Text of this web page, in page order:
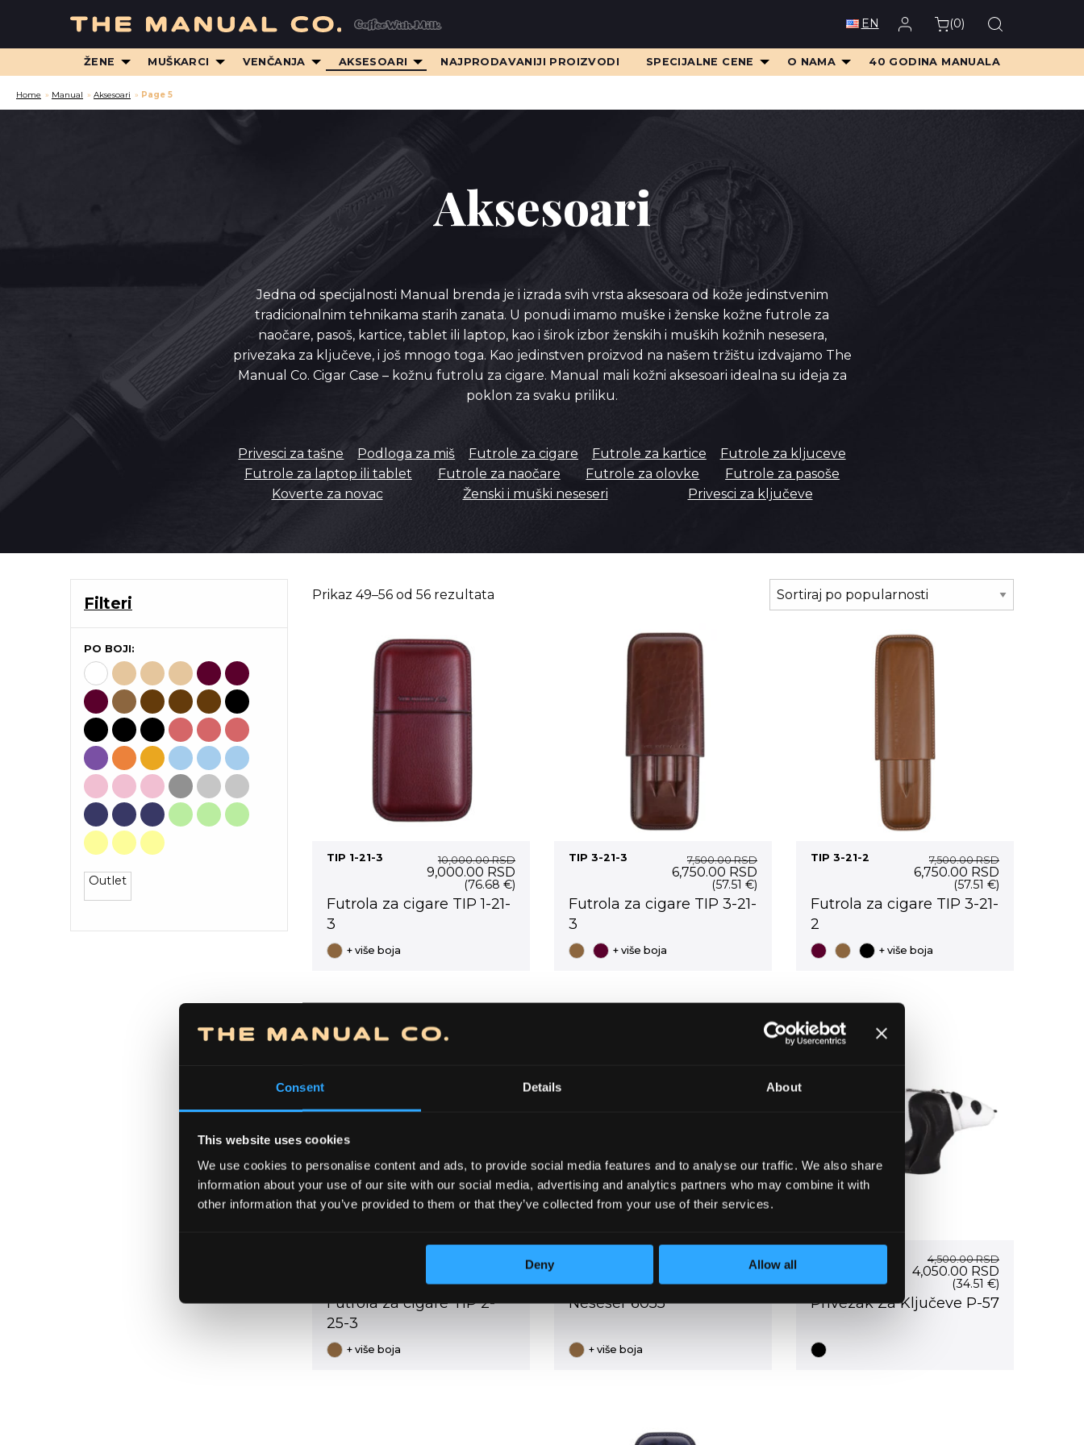
Consent Details About
This website uses cookies
We use cookies to personalise content and ads, to provide social media features and to analyse our traffic. We also share
information about your use of our site with our social media, advertising and analytics partners who may combine it with
other information that you’ve provided to them or that they’ve collected from your use of their services.
Deny Allow all
EN (0)
ŽENE MUŠKARCI VENČANJA AKSESOARI NAJPRODAVANIJI PROIZVODI SPECIJALNE CENE O NAMA 40 GODINA MANUALA
Home » Manual » Aksesoari » Page 5
Aksesoari
Jedna od specijalnosti Manual brenda je i izrada svih vrsta aksesoara od kože jedinstvenim
tradicionalnim tehnikama starih zanata. U ponudi imamo muške i ženske kožne futrole za
naočare, pasoš, kartice, tablet ili laptop, kao i širok izbor ženskih i muških kožnih nesesera,
privezaka za ključeve, i još mnogo toga. Kao jedinstven proizvod na našem tržištu izdvajamo The
Manual Co. Cigar Case – kožnu futrolu za cigare. Manual mali kožni aksesoari idealna su ideja za
poklon za svaku priliku.
Privesci za tašne Podloga za miš Futrole za cigare Futrole za kartice
Futrole za kljuceve
Futrole za laptop ili tablet
Futrole za naočare Futrole za olovke
Futrole za pasoše
Koverte za novac
Ženski i muški neseseri Privesci za ključeve
Filteri
PO BOJI:
Outlet
Prikaz 49–56 od 56 rezultata
TIP 1-21-3 10,000.00RSD
Original
was:
10,000.00 RSD.
9,000.00 RSDCurrent
price
9,000.00 RSD.
(76.68 €)
Futrola za cigare TIP 1-21-
3
+ više boja
TIP 3-21-3 7,500.00RSD
Original
was:
7,500.00 RSD.
6,750.00 RSDCurrent
price
6,750.00 RSD.
(57.51 €)
Futrola za cigare TIP 3-21-
3
+ više boja
TIP 3-21-2 7,500.00RSD
Original
was:
7,500.00 RSD.
6,750.00 RSDCurrent
price
(57.51 €)
Futrola za cigare TIP 3-21-
2
+ više boja
price
9,000.00 RSD.
Current
price
8,100.00 RSD.
(69.01 €)
Futrola za cigare TIP 2-
25-3
+ više boja
RSD
price
RSDCurrent
price
15,500.00 RSD.
(132.06 €)
Neseser 6055
+ više boja
4,500.00RSD
Original
was:
4,500.00 RSD.
4,050.00 RSDCurrent
price
is:
(34.51 €)
Privezak Za Ključeve P-57